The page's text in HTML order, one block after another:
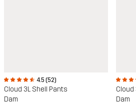
4.5 (52)
Cloud 3L Shell Pants
Dam
Cloud
Dam